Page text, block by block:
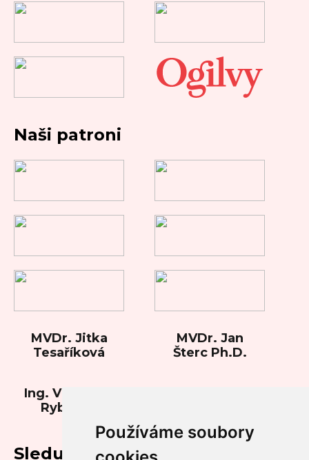
Používáme soubory
Naši patroni
MVDr. Jitka
Tesaříková
MVDr. Jan
Šterc Ph.D.
Ing. Vladimíra
Rybková
Sledujte nás